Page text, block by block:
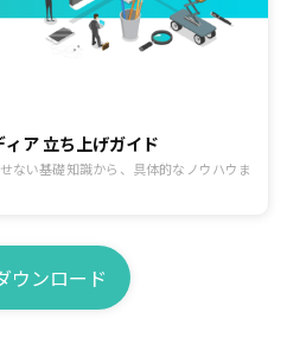
ア 立ち上げガイド
ない基礎知識から、具体的なノウハウま
ウンロード